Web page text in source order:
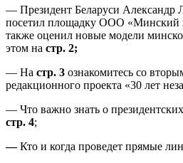
— Президент Беларуси Александр
посетил площадку ООО «Минский
также оценил новые модели
этом на стр. 2;
— На стр. 3 ознакомитесь со
редакционного проекта «30 лет
— Что важно знать о
стр. 4;
—Кто и когда проведет прямые